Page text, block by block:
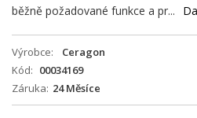
běžně požadované funkce a pr...
Výrobce
Ceragon
Kód
00034169
Záruka 24 Měsíce